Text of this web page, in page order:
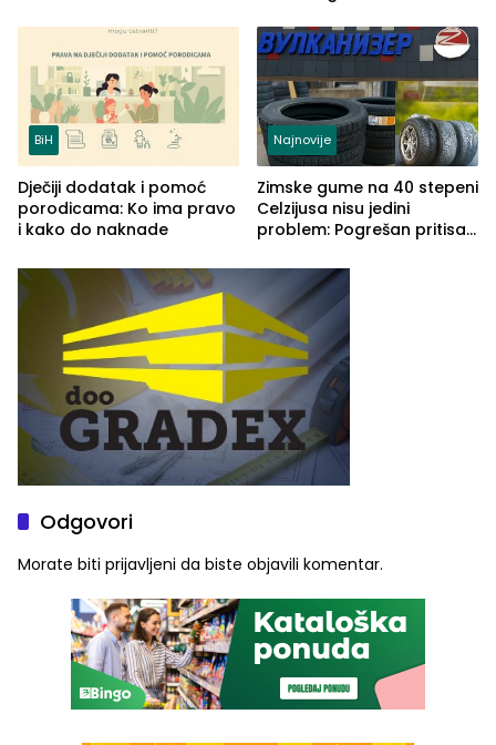
BiH
Dječiji dodatak i pomoć
porodicama: Ko ima pravo
i kako do naknade
Najnovije
Zimske gume na 40 stepeni
Celzijusa nisu jedini
problem: Pogrešan pritisak
Odgovori
Morate biti prijavljeni da biste objavili komentar.